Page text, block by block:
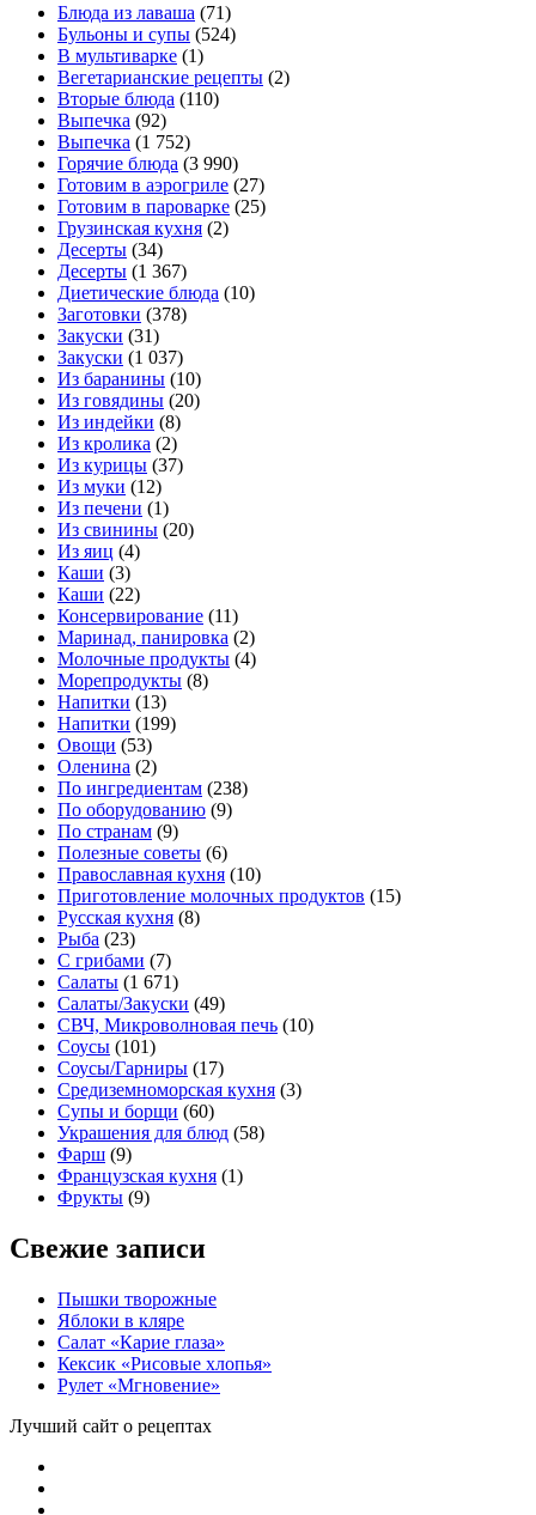
Блюда из лаваша (71)
Бульоны и супы (524)
В мультиварке (1)
Вегетарианские рецепты (2)
Вторые блюда (110)
Выпечка (92)
Выпечка (1 752)
Горячие блюда (3 990)
Готовим в аэрогриле (27)
Готовим в пароварке (25)
Грузинская кухня (2)
Десерты (34)
Десерты (1 367)
Диетические блюда (10)
Заготовки (378)
Закуски (31)
Закуски (1 037)
Из баранины (10)
Из говядины (20)
Из индейки (8)
Из кролика (2)
Из курицы (37)
Из муки (12)
Из печени (1)
Из свинины (20)
Из яиц (4)
Каши (3)
Каши (22)
Консервирование (11)
Маринад, панировка (2)
Молочные продукты (4)
Морепродукты (8)
Напитки (13)
Напитки (199)
Овощи (53)
Оленина (2)
По ингредиентам (238)
По оборудованию (9)
По странам (9)
Полезные советы (6)
Православная кухня (10)
Приготовление молочных продуктов (15)
Русская кухня (8)
Рыба (23)
С грибами (7)
Салаты (1 671)
Салаты/Закуски (49)
СВЧ, Микроволновая печь (10)
Соусы (101)
Соусы/Гарниры (17)
Средиземноморская кухня (3)
Супы и борщи (60)
Украшения для блюд (58)
Фарш (9)
Французская кухня (1)
Фрукты (9)
Свежие записи
Пышки творожные
Яблоки в кляре
Салат «Карие глаза»
Кексик «Рисовые хлопья»
Рулет «Мгновение»
Лучший сайт о рецептах